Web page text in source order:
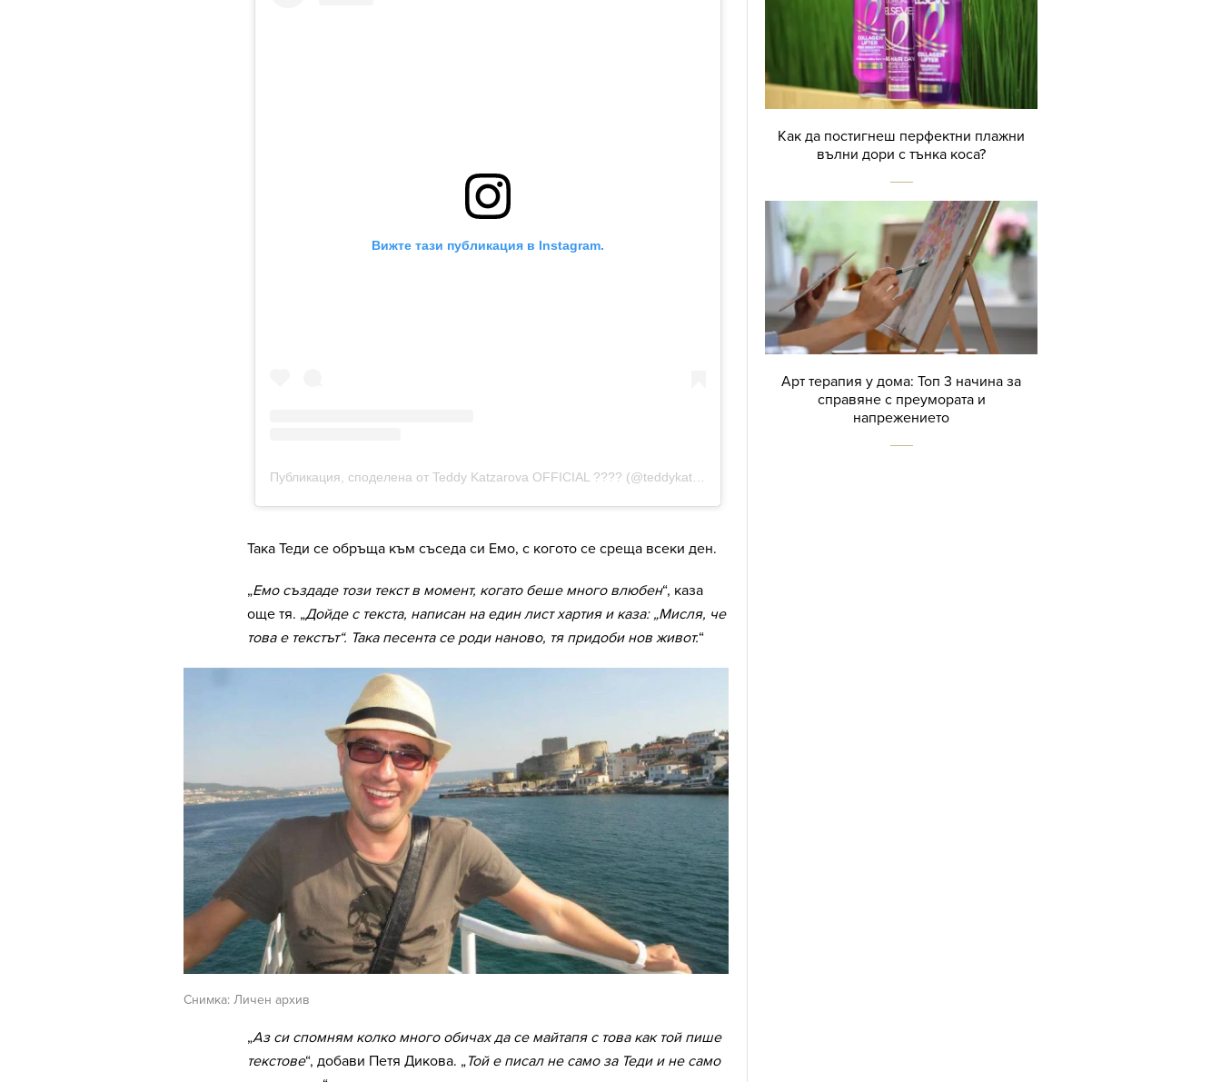
Така Теди се обръща към съседа си Емо, с когото се среща всеки ден.
„Емо създаде този текст в момент, когато беше много влюбен“, каза
още тя. „Дойде с текста, написан на един лист хартия и каза: „Мисля, че
това е текстът“. Така песента се роди наново, тя придоби нов живот.“
Снимка: Личен архив
„Аз си спомням колко много обичах да се майтапя с това как той пише
текстове“, добави Петя Дикова. „Той е писал не само за Теди и не само
Как да постигнеш перфектни плажни
вълни дори с тънка коса?
Арт терапия у дома: Топ 3 начина за
справяне с преумората и
напрежението